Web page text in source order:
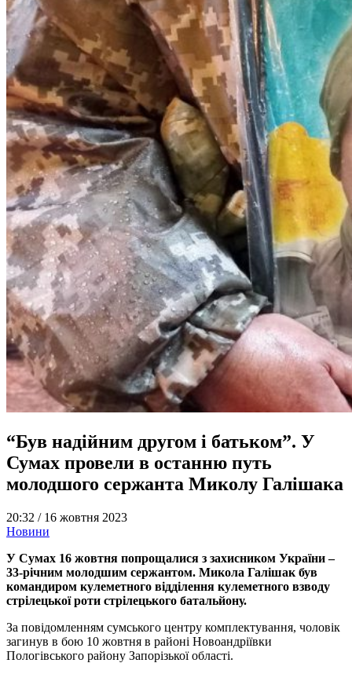
“Був надійним другом і батьком”. У
Сумах провели в останню путь
молодшого сержанта Миколу Галішака
20:32 / 16 жовтня 2023
Новини
У Сумах 16 жовтня попрощалися з захисником України –
33-річним молодшим сержантом. Микола Галішак був
командиром кулеметного відділення кулеметного взводу
стрілецької роти стрілецького батальйону.
За повідомленням сумського центру комплектування, чоловік
загинув в бою 10 жовтня в районі Новоандріївки
Пологівського району Запорізької області.